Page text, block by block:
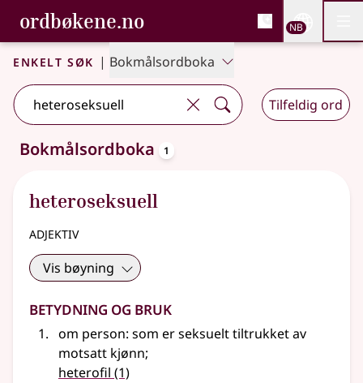
Gå til hovedinnhold
Tilgjengelighet
ordbøkene.no, Bokmålsordboka og
Bokmålsordboka og Nynorskordboka
NB
Enkelt søk | Bokmålsordboka
Tilfeldig ord
Ett treff.Ytterligere søkeforslag tilgjengelige
Bokmålsordboka 1
heteroseksuell
adjektiv
Vis bøyning
Betydning og bruk
om person: som er seksuelt tiltrukket av
motsatt kjønn;
heterofil (1)